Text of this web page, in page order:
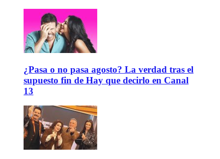
¿Pasa o no pasa agosto? La verdad tras el
supuesto fin de Hay que decirlo en Canal
13